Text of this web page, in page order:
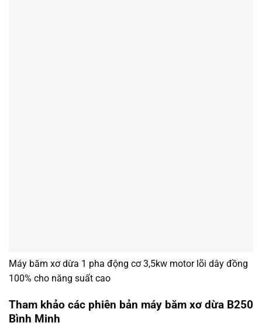
Máy băm xơ dừa 1 pha động cơ 3,5kw motor lõi dây đồng
100% cho năng suất cao
Tham khảo các phiên bản máy băm xơ dừa B250
Bình Minh